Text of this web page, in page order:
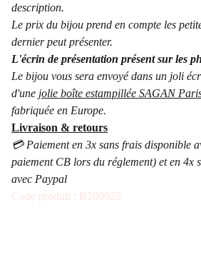
description.
Le prix du bijou prend en compte les
dernier peut présenter.
L'écrin de présentation présent sur les
Le bijou vous sera envoyé dans un joli
d'une jolie boîte estampillée SAGAN
fabriquée en Europe.
Livraison & retours
💳 Paiement en 3x sans frais disponible
paiement CB lors du réglement) et en 4x
avec Paypal
Code produit : B280925